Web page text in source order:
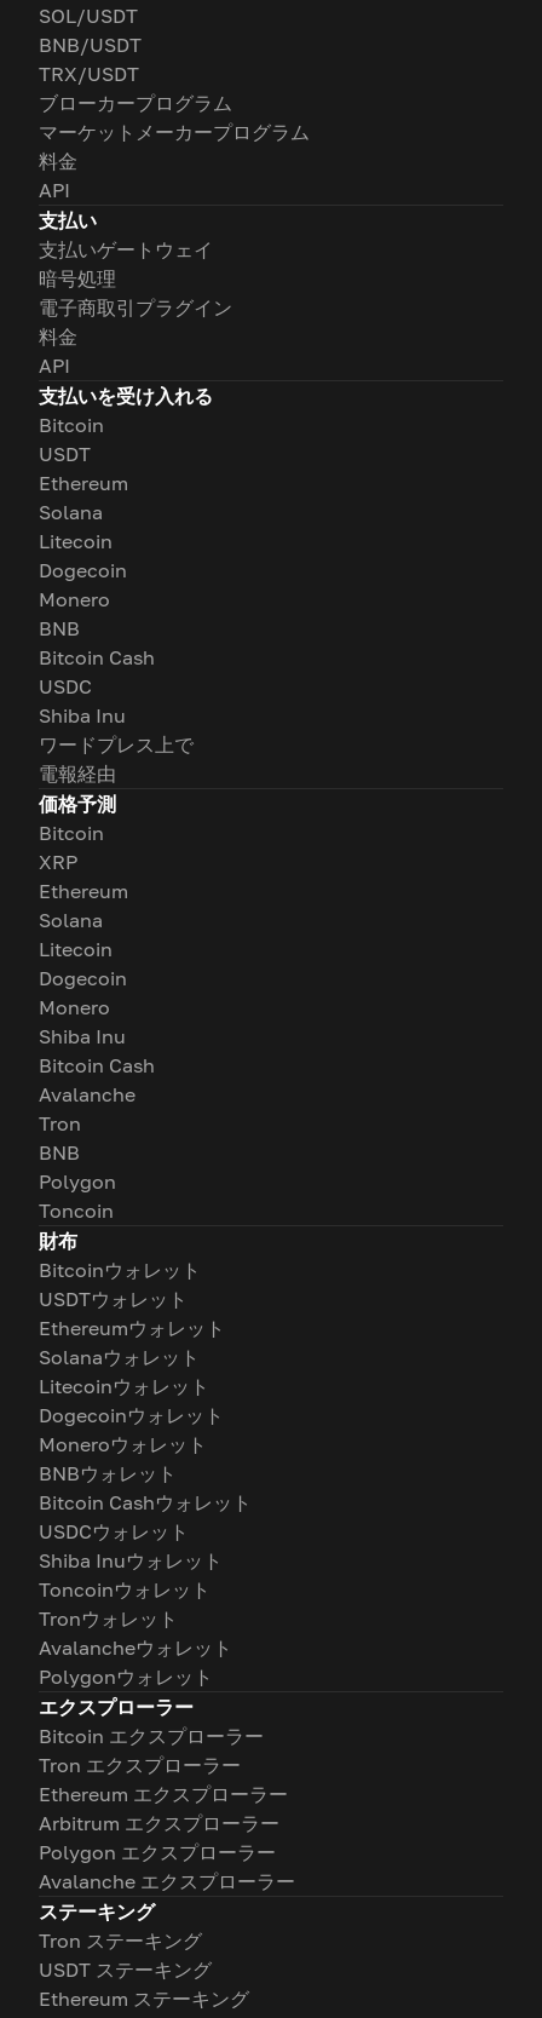
SOL/USDT
BNB/USDT
TRX/USDT
ブローカープログラム
マーケットメーカープログラム
料金
API
支払い
支払いゲートウェイ
暗号処理
電子商取引プラグイン
料金
API
支払いを受け入れる
Bitcoin
USDT
Ethereum
Solana
Litecoin
Dogecoin
Monero
BNB
Bitcoin Cash
USDC
Shiba Inu
ワードプレス上で
電報経由
価格予測
Bitcoin
XRP
Ethereum
Solana
Litecoin
Dogecoin
Monero
Shiba Inu
Bitcoin Cash
Avalanche
Tron
BNB
Polygon
Toncoin
財布
Bitcoinウォレット
USDTウォレット
Ethereumウォレット
Solanaウォレット
Litecoinウォレット
Dogecoinウォレット
Moneroウォレット
BNBウォレット
Bitcoin Cashウォレット
USDCウォレット
Shiba Inuウォレット
Toncoinウォレット
Tronウォレット
Avalancheウォレット
Polygonウォレット
エクスプローラー
Bitcoin エクスプローラー
Tron エクスプローラー
Ethereum エクスプローラー
Arbitrum エクスプローラー
Polygon エクスプローラー
Avalanche エクスプローラー
ステーキング
Tron ステーキング
USDT ステーキング
Ethereum ステーキング